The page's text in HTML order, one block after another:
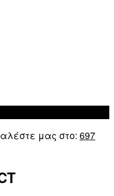
μας στο: 697